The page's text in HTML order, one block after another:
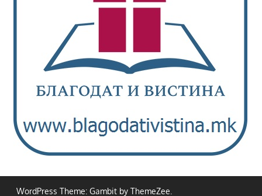
WordPress Theme: Gambit by ThemeZee.